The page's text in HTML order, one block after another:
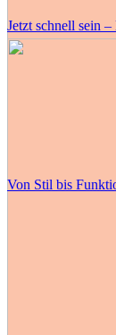
Jetzt schnell sein
Von Stil bis